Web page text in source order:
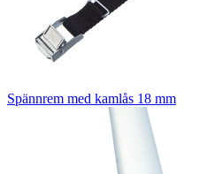
Spännrem med kamlås 18 mm